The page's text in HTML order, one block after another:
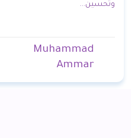
وتحسين...
Muhammad
Ammar